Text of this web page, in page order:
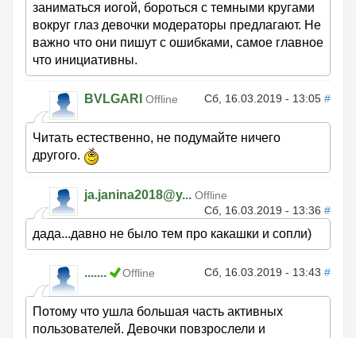
заниматься иогой, бороться с темными кругами
вокруг глаз девочки модераторы предлагают. Не
важно что они пишут с ошибками, самое главное
что инициативны.
BVLGARI Offline Сб, 16.03.2019 - 13:05 #
Читать естественно, не подумайте ничего
другого.
ja.janina2018@y... Offline
Сб, 16.03.2019 - 13:36 #
дада...давно не было тем про какашки и сопли)
....... Offline Сб, 16.03.2019 - 13:43 #
Потому что ушла большая часть активных
пользователей. Девочки повзрослели и